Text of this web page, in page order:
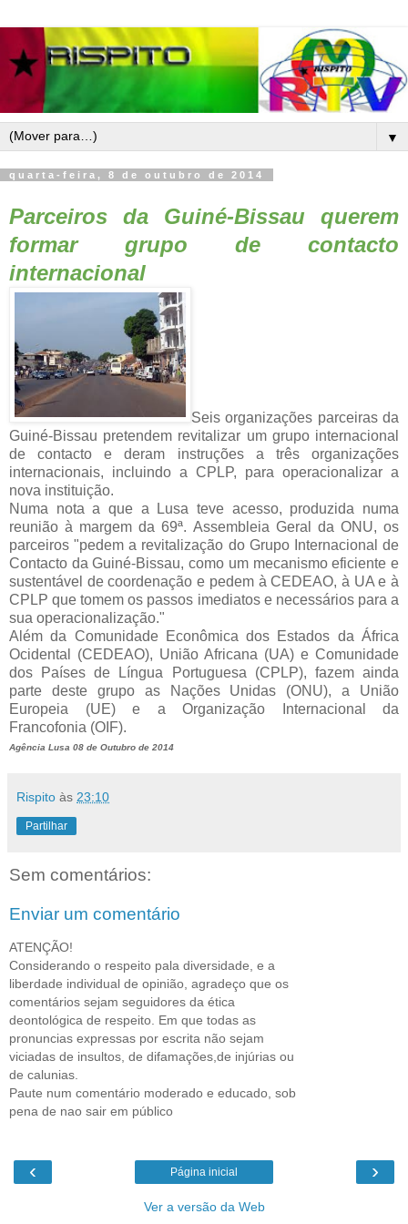
▼
quarta-feira, 8 de outubro de 2014
Parceiros da Guiné-Bissau querem
formar grupo de contacto
internacional
Seis organizações parceiras da
Guiné-Bissau pretendem revitalizar um grupo internacional
de contacto e deram instruções a três organizações
internacionais, incluindo a CPLP, para operacionalizar a
nova instituição.
Numa nota a que a Lusa teve acesso, produzida numa
reunião à margem da 69ª. Assembleia Geral da ONU, os
parceiros "pedem a revitalização do Grupo Internacional de
Contacto da Guiné-Bissau, como um mecanismo eficiente e
sustentável de coordenação e pedem à CEDEAO, à UA e à
CPLP que tomem os passos imediatos e necessários para a
sua operacionalização."
Além da Comunidade Econômica dos Estados da África
Ocidental (CEDEAO), União Africana (UA) e Comunidade
dos Países de Língua Portuguesa (CPLP), fazem ainda
parte deste grupo as Nações Unidas (ONU), a União
Europeia (UE) e a Organização Internacional da
Francofonia (OIF).
Agência Lusa 08 de Outubro de 2014
Rispito às 23:10
Partilhar
Sem comentários:
Enviar um comentário
ATENÇÃO!
Considerando o respeito pala diversidade, e a
liberdade individual de opinião, agradeço que os
comentários sejam seguidores da ética
deontológica de respeito. Em que todas as
pronuncias expressas por escrita não sejam
viciadas de insultos, de difamações,de injúrias ou
de calunias.
Paute num comentário moderado e educado, sob
pena de nao sair em público
‹ ›
Página inicial
Ver a versão da Web